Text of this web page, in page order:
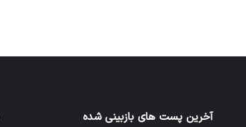
آخرین پست های بازبینی شده